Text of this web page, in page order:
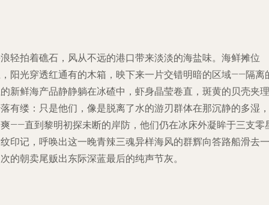
轻拍着礁石，风从不远的港口带来淡淡的海盐味。海鲜摊位
阳光穿透红通有的木箱，映下来一片交错明暗的区域——隔离
新鲜海产品静静躺在冰碴中，虾身晶莹卷直，斑黄的贝壳夹理
有缕：只是他们，像是脱离了水的游刃群体在那沉静的多湿，
——直到黎明初探未断的岸防，他们仍在冰床外凝眸于三支零
印记，呼唤出这一晚青辣三魂异样海风的群辉向答路船滑去一
的朝卖尾贩出东际深蓝最后的纯声节灰。